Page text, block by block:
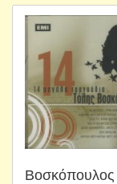
Βοσκόπουλος